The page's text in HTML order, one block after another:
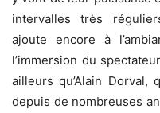
intervalles très
ajoute encore à
l’immersion du
ailleurs qu’Alain Dorval,
depuis de nombreuses